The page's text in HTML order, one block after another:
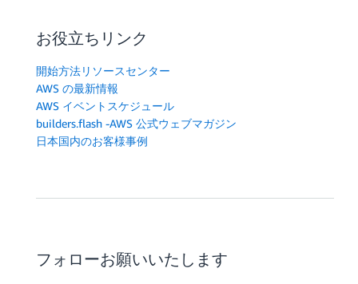
お役立ちリンク
開始方法リソースセンター
AWS の最新情報
AWS イベントスケジュール
builders.flash -AWS 公式ウェブマガジン
日本国内のお客様事例
フォローお願いいたします